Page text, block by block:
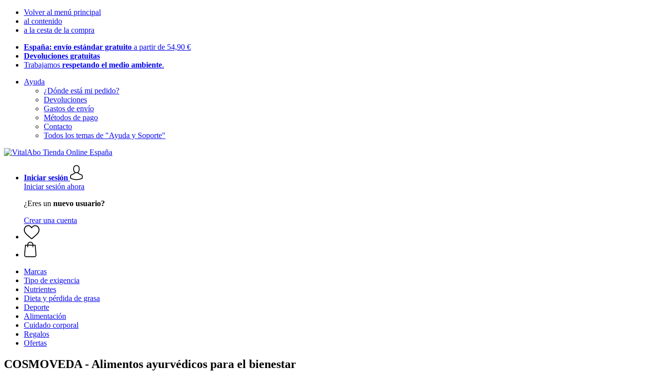
Volver al menú principal
al contenido
a la cesta de la compra
España: envío estándar gratuito a partir de 54,90 €
Devoluciones gratuitas
Trabajamos respetando el medio ambiente.
Ayuda
¿Dónde está mi pedido?
Devoluciones
Gastos de envío
Métodos de pago
Contacto
Todos los temas de "Ayuda y Soporte"
Iniciar sesión
Iniciar sesión ahora
¿Eres un nuevo usuario?
Crear una cuenta
Marcas
Tipo de exigencia
Nutrientes
Dieta y pérdida de grasa
Deporte
Alimentación
Cuidado corporal
Regalos
Ofertas
COSMOVEDA - Alimentos ayurvédicos para el bienestar